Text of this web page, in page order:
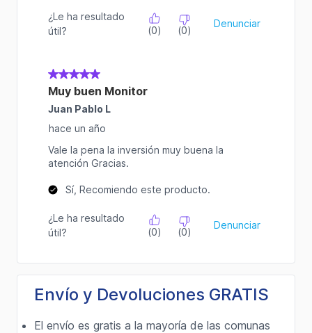
Envío y Devoluciones GRATIS
El envío es gratis a la mayoría de las comunas